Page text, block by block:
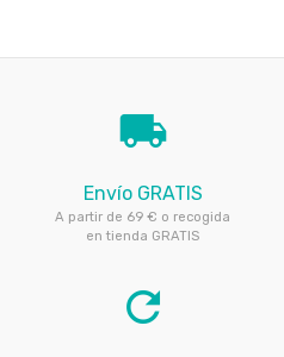
local_shipping
Envío GRATIS
A partir de 69 € o recogida
en tienda GRATIS
refresh